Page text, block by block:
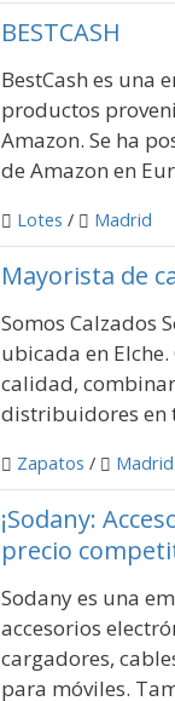
BESTCASH
BestCash es una
productos
Amazon. Se ha
de Amazon en
Lotes / Madrid
Mayorista de
Somos Calzados
ubicada en
calidad,
distribuidores en
Zapatos / Madrid
¡Sodany:
precio
Sodany es una
accesorios
cargadores,
para móviles.